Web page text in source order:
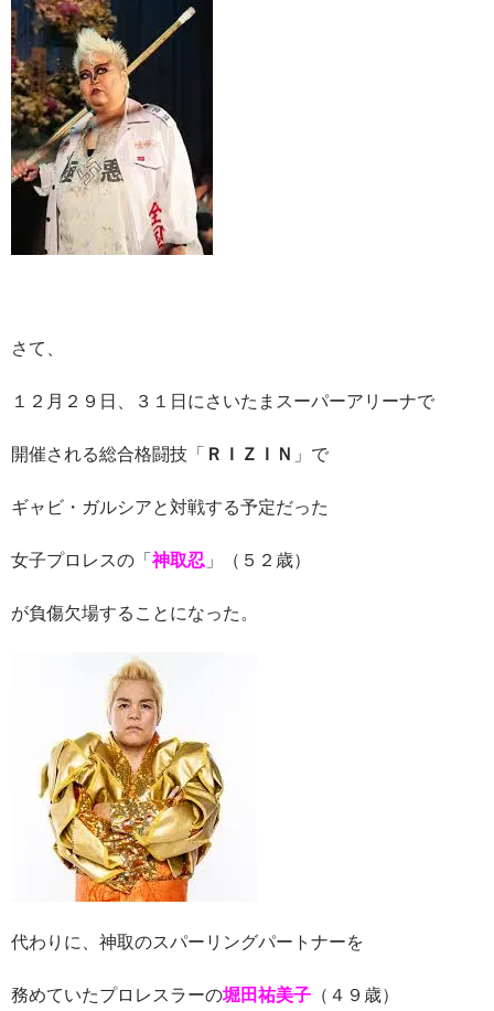
さて、
１２月２９日、３１日にさいたまスーパーアリーナで
開催される総合格闘技「 ＲＩＺＩＮ 」で
ギャビ・ガルシアと対戦する予定だった
女子プロレスの「神取忍 」（５２歳）
が負傷欠場することになった。
代わりに、神取のスパーリングパートナーを
務めていたプロレスラーの堀田祐美子 （４９歳）